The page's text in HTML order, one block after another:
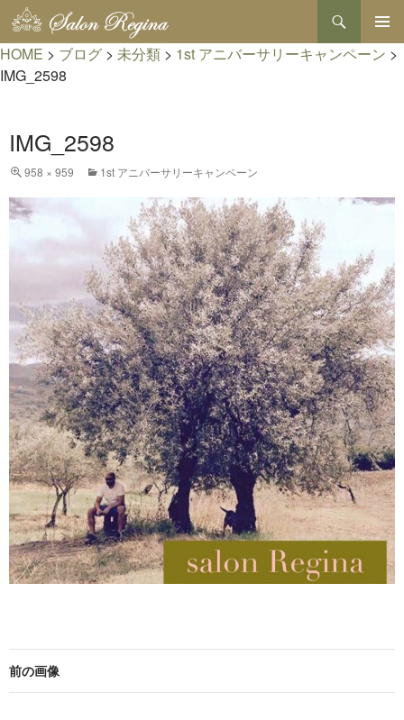
検
索
メインメ
ン
HOME > ブログ > 未分類 > 1st アニバーサリーキャンペーン >
IMG_2598
IMG_2598
958 × 959 1st アニバーサリーキャンペーン
前の画像